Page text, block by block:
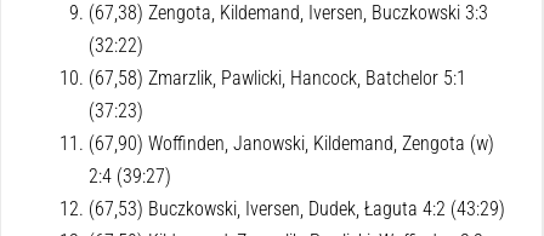
(67,38) Zengota, Kildemand, Iversen, Buczkowski 3:3
(32:22)
(67,58) Zmarzlik, Pawlicki, Hancock, Batchelor 5:1
(37:23)
(67,90) Woffinden, Janowski, Kildemand, Zengota (w)
2:4 (39:27)
(67,53) Buczkowski, Iversen, Dudek, Łaguta 4:2 (43:29)